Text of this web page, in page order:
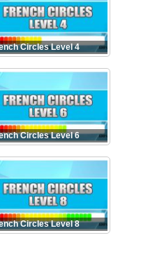
Circles Level 4
Circles Level 6
Circles Level 8